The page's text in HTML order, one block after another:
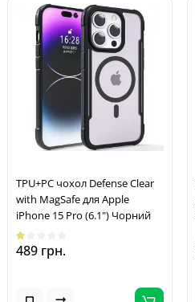
TPU+PC чохол Defense Clear
with MagSafe для Apple
iPhone 15 Pro (6.1") Чорний
489 грн.